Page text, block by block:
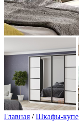
Главная /Шкафы-купе